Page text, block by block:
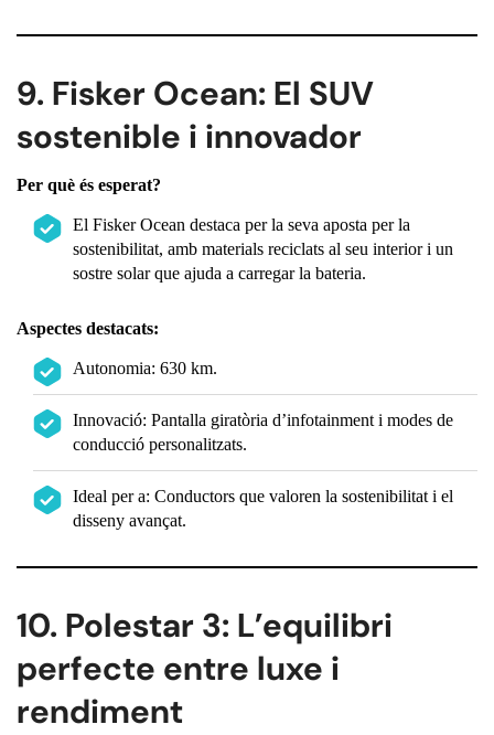
9. Fisker Ocean: El SUV
sostenible i innovador
Per què és esperat?
El Fisker Ocean destaca per la seva aposta per la
sostenibilitat, amb materials reciclats al seu interior i un
sostre solar que ajuda a carregar la bateria.
Aspectes destacats:
Autonomia: 630 km.
Innovació: Pantalla giratòria d’infotainment i modes de
conducció personalitzats.
Ideal per a: Conductors que valoren la sostenibilitat i el
disseny avançat.
10. Polestar 3: L’equilibri
perfecte entre luxe i
rendiment